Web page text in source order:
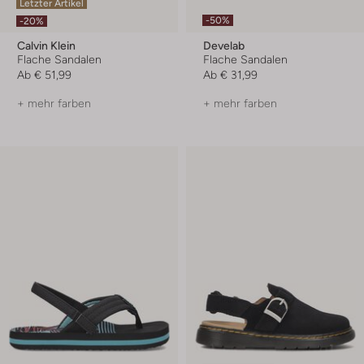
Letzter Artikel
-20%
Calvin Klein
Flache Sandalen
Ab € 51,99
+ mehr farben
-50%
Develab
Flache Sandalen
Ab € 31,99
+ mehr farben